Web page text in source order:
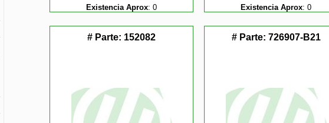
Existencia Aprox: 0 Existencia Aprox: 0
# Parte: 152082 # Parte: 726907-B21